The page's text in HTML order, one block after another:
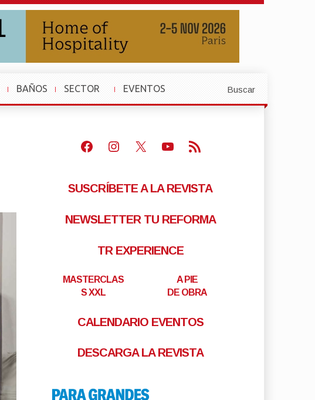
BAÑOS
SECTOR
»
EVENTOS
»
Buscar
Facebook
Instagram
X Youtube
Feed RSS
SUSCRÍBETE A LA REVISTA
NEWSLETTER TU REFORMA
TR EXPERIENCE
MASTERCLAS
S XXL
A PIE
DE OBRA
CALENDARIO EVENTOS
DESCARGA LA REVISTA